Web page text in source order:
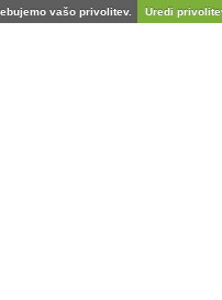
vašo privolitev. Uredi